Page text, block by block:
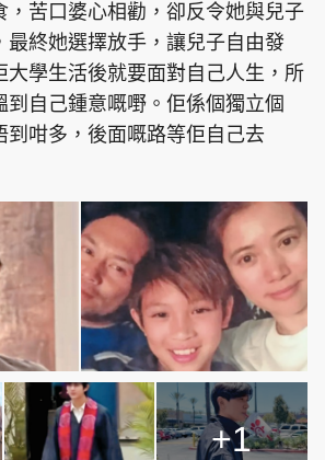
，苦口婆心相勸，卻反令她與兒子
最終她選擇放手，讓兒子自由發
大學生活後就要面對自己人生，所
到自己鍾意嘅嘢。佢係個獨立個
到咁多，後面嘅路等佢自己去
+1